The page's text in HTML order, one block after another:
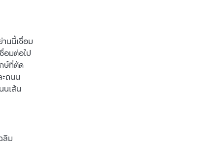
นนี้เชื่อม
อมต่อไป
ษ์ที่ตัด
ถนน
นเส้น